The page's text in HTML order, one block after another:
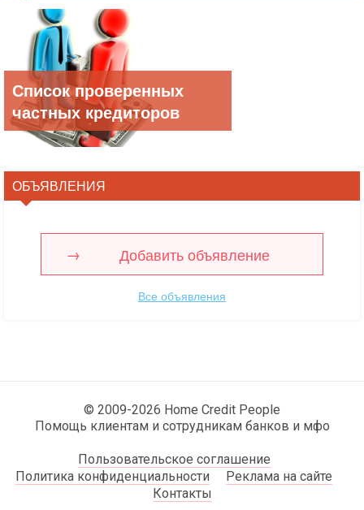
Список проверенных
частных кредиторов
ОБЪЯВЛЕНИЯ
Добавить объявление
Все объявления
© 2009-2026 Home Credit People
Помощь клиентам и сотрудникам банков и мфо
Пользовательское соглашение
Политика конфиденциальности
Реклама на сайте
Контакты